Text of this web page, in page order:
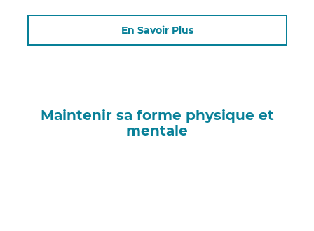
En Savoir Plus
Maintenir sa forme physique et
mentale